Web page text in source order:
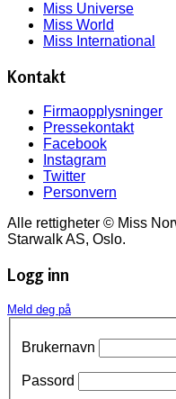
Miss Universe
Miss World
Miss International
Kontakt
Firmaopplysninger
Pressekontakt
Facebook
Instagram
Twitter
Personvern
Alle rettigheter © Miss
Starwalk AS, Oslo.
Logg inn
Meld deg på
Brukernavn
Passord